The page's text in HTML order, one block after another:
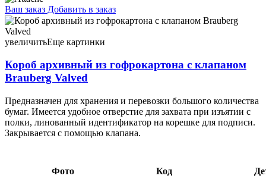
Ваш заказ Добавить в заказ
Короб архивный из гофрокартона с клапаном Brauberg Valved
корешок 200 мм, 260×325×200 мм, крафт 8,57 097987
увеличитьЕще картинки
Короб архивный из гофрокартона с клапаном
Brauberg Valved
Предназначен для хранения и перевозки большого количества
бумаг. Имеется удобное отверстие для захвата при изъятии с
полки, линованный идентификатор на корешке для подписи.
Закрывается с помощью клапана.
Фото Код